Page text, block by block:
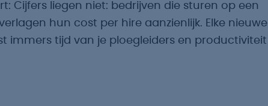
Cijfers liegen niet: bedrijven die sturen op een
hun cost per hire aanzienlijk. Elke nieuwe
immers tijd van je ploegleiders en productiviteit